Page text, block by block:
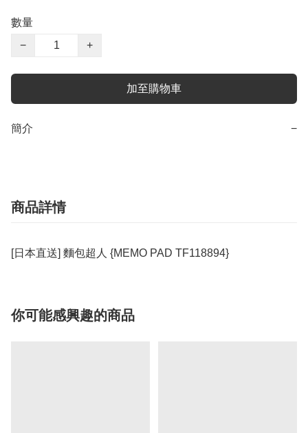
數量
−
+
加至購物車
簡介 −
商品詳情
[日本直送] 麵包超人 {MEMO PAD TF118894}
你可能感興趣的商品